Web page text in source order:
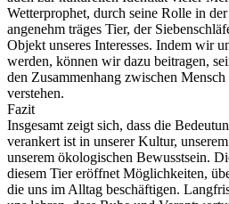
Wetterprophet, durch seine Rolle in
angenehm träges Tier, der
Objekt unseres Interesses. Indem wir
werden, können wir dazu beitragen,
den Zusammenhang zwischen
verstehen.
Fazit
Insgesamt zeigt sich, dass die
verankert ist in unserer Kultur,
unserem ökologischen Bewusstsein.
diesem Tier eröffnet Möglichkeiten,
die uns im Alltag beschäftigen.